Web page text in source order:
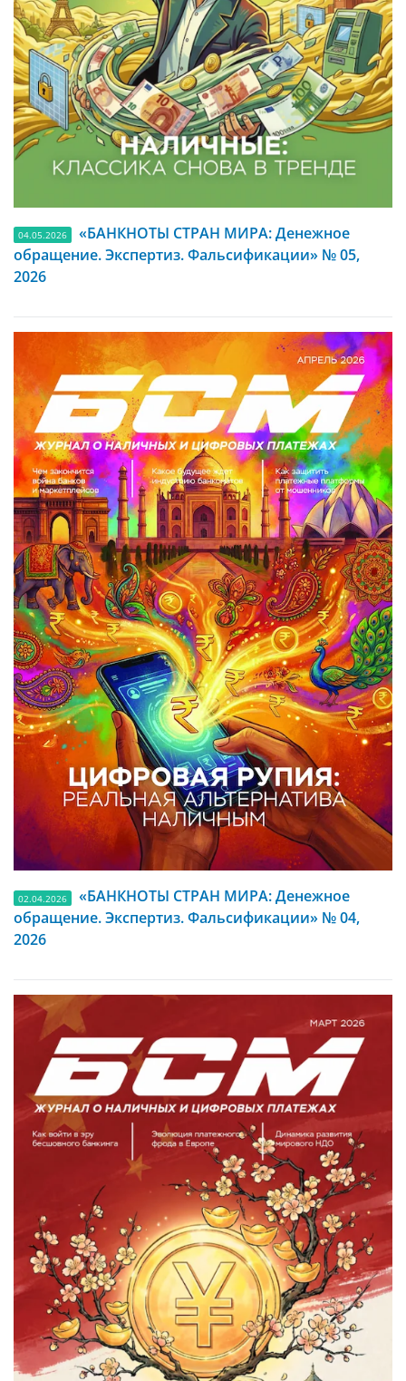
04.05.2026
«БАНКНОТЫ СТРАН МИРА: Денежное
обращение. Экспертиз. Фальсификации» № 05,
2026
02.04.2026
«БАНКНОТЫ СТРАН МИРА: Денежное
обращение. Экспертиз. Фальсификации» № 04,
2026